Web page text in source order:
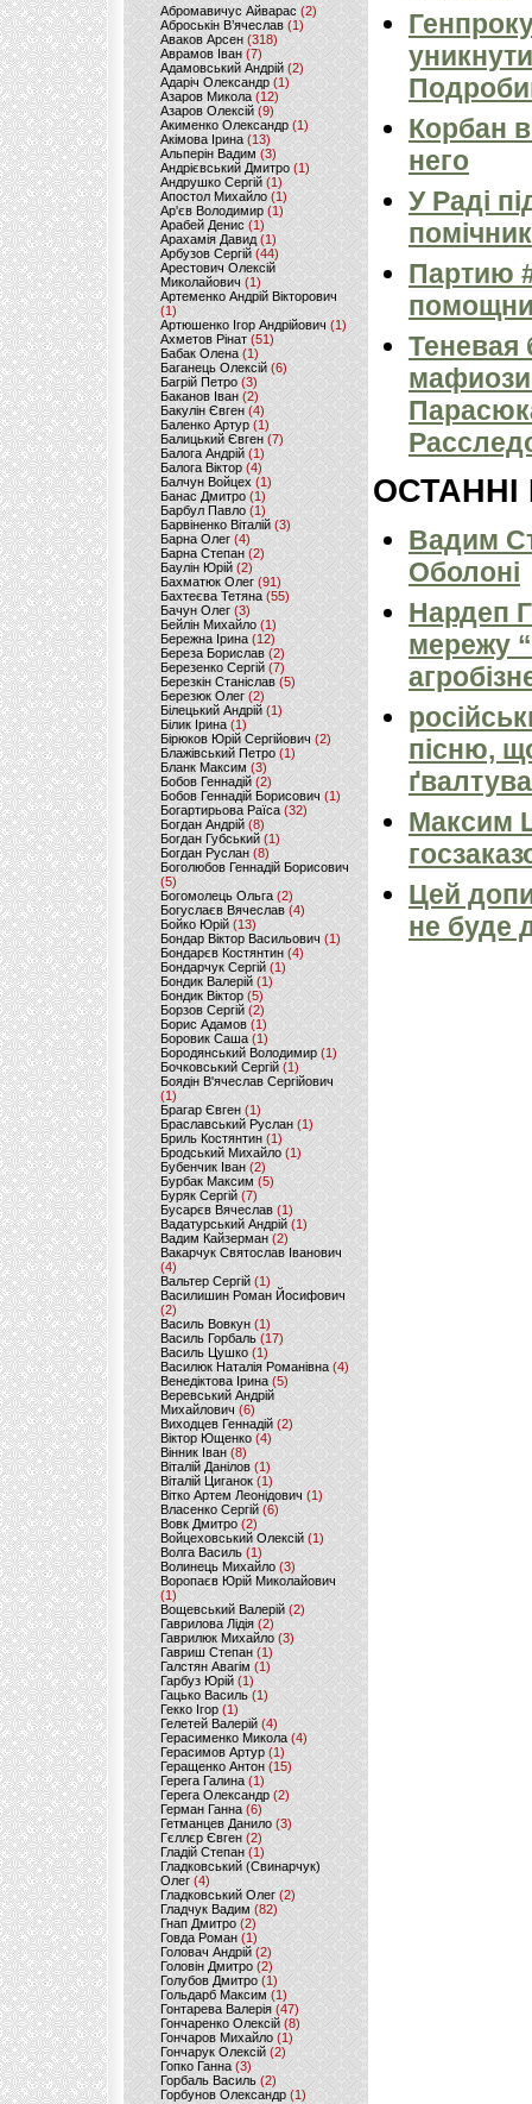
Абромавичус Айварас (2)
Аброськін В’ячеслав(1)
Аваков Арсен (318)
Аврамов Іван (7)
Адамовський Андрій(2)
Адаріч Олександр (1)
Азаров Микола (12)
Азаров Олексій (9)
Акименко Олександр(1)
Акімова Ірина(13)
Альперін Вадим (3)
Андрієвський Дмитро(1)
Андрушко Сергій(1)
Апостол Михайло(1)
Ар'єв Володимир (1)
Арабей Денис(1)
Арахамія Давид (1)
Арбузов Сергій (44)
Арестович Олексій
Миколайович(1)
Артеменко Андрій Вікторович
(1)
Артюшенко Ігор Андрійович(1)
Ахметов Рінат(51)
Бабак Олена(1)
Баганець Олексій(6)
Багрій Петро (3)
Баканов Іван(2)
Бакулін Євген (4)
Баленко Артур(1)
Балицький Євген(7)
Балога Андрій (1)
Балога Віктор (4)
Балчун Войцех (1)
Банас Дмитро (1)
Барбул Павло(1)
Барвіненко Віталій(3)
Барна Олег (4)
Барна Степан (2)
Баулін Юрій (2)
Бахматюк Олег (91)
Бахтеєва Тетяна(55)
Бачун Олег (3)
Бейлін Михайло (1)
Бережна Ірина(12)
Береза Борислав(2)
Березенко Сергій (7)
Березкін Станіслав (5)
Березюк Олег(2)
Білецький Андрій (1)
Білик Ірина (1)
Бірюков Юрій Сергійович (2)
Блажівський Петро (1)
Бланк Максим(3)
Бобов Геннадій (2)
Бобов Геннадій Борисович (1)
Богартирьова Раїса (32)
Богдан Андрій(8)
Богдан Губський (1)
Богдан Руслан(8)
Боголюбов Геннадій Борисович
(5)
Богомолець Ольга (2)
Богуслаєв Вячеслав (4)
Бойко Юрій (13)
Бондар Віктор Васильович (1)
Бондарєв Костянтин (4)
Бондарчук Сергій(1)
Бондик Валерій (1)
Бондик Віктор(5)
Борзов Сергiй (2)
Борис Адамов(1)
Боровик Саша (1)
Бородянський Володимир (1)
Бочковський Сергій (1)
Боядін В'ячеслав Сергійович
(1)
Брагар Євген (1)
Браславський Руслан (1)
Бриль Костянтин (1)
Бродський Михайло (1)
Бубенчик Іван(2)
Бурбак Максим (5)
Буряк Сергій (7)
Бусарєв Вячеслав (1)
Вадатурський Андрій (1)
Вадим Кайзерман (2)
Вакарчук Святослав Іванович
(4)
Вальтер Сергій (1)
Василишин Роман Йосифович
(2)
Василь Вовкун (1)
Василь Горбаль (17)
Василь Цушко (1)
Василюк Наталія Романівна (4)
Венедіктова Ірина(5)
Веревський Андрій
Михайлович (6)
Виходцев Геннадій (2)
Віктор Ющенко (4)
Вінник Іван (8)
Віталій Данілов (1)
Віталій Циганок (1)
Вітко Артем Леонідович(1)
Власенко Сергій (6)
Вовк Дмитро(2)
Войцеховський Олексій(1)
Волга Василь (1)
Волинець Михайло (3)
Воропаєв Юрій Миколайович
(1)
Вощевський Валерій(2)
Гаврилова Лідія (2)
Гаврилюк Михайло (3)
Гавриш Степан (1)
Галстян Авагім (1)
Гарбуз Юрій (1)
Гацько Василь (1)
Гекко Ігор(1)
Гелетей Валерій (4)
Герасименко Микола (4)
Герасимов Артур (1)
Геращенко Антон(15)
Герега Галина (1)
Герега Олександр (2)
Герман Ганна (6)
Гетманцев Данило (3)
Гєллєр Євген (2)
Гладій Степан(1)
Гладковський (Свинарчук)
Олег (4)
Гладковський Олег (2)
Гладчук Вадим (82)
Гнап Дмитро (2)
Говда Роман(1)
Головач Андрій (2)
Головін Дмитро (2)
Голубов Дмитро (1)
Гольдарб Максим(1)
Гонтарева Валерія (47)
Гончаренко Олексій(8)
Гончаров Михайло (1)
Гончарук Олексій (2)
Гопко Ганна (3)
Горбаль Василь (2)
Горбунов Олександр (1)
Корбан
него
У Раді
Партию
Теневая
ОСТАННІ
Вадим
Оболоні
Нардеп
мережу
пісню,
Максим
Цей
не буде